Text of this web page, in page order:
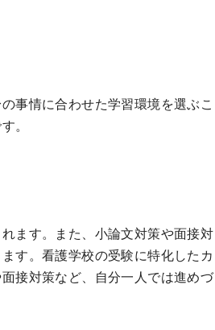
事情に合わせた学習環境を選ぶこ
。
ます。また、小論文対策や面接対
す。看護学校の受験に特化したカ
接対策など、自分一人では進めづ